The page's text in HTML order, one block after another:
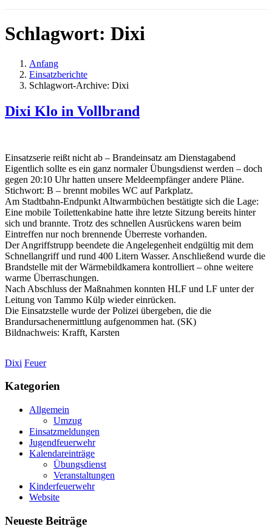
Schlagwort: Dixi
Anfang
Einsatzberichte
Schlagwort-Archive: Dixi
Dixi Klo in Vollbrand
Einsatzserie reißt nicht ab – Brandeinsatz am Dienstagabend
Eigentlich sollte es ein ganz normaler Übungsdienst werden – doch
gegen 20:10 Uhr hatten unsere Meldeempfänger andere Pläne.
Stichwort: B – brennt mobiles WC auf Parkplatz.
Am Stadtbahn-Endpunkt Altwarmbüchen bestätigte sich die Lage:
Eine mobile Toilettenkabine hatte ihre letzte Sitzung bereits hinter
sich und brannte. Trotz des schnellen Ausrückens waren beim
Eintreffen nur noch brennende Überreste vorhanden.
Der Angriffstrupp beendete die Angelegenheit endgültig mit dem
Schnellangriff und rund 400 Litern Wasser. Anschließend wurde die
Brandstelle mit der Wärmebildkamera kontrolliert – ohne weitere
warme Überraschungen.
Nach Abschluss der Maßnahmen konnten HLF und LF unter der
Leitung von Tammo Külp wieder einrücken.
Die Einsatzstelle wurde der Polizei übergeben, die die
Brandursachenermittlung aufgenommen hat. (SK)
Bildnachweis: Krafft, Karsten
Dixi Feuer
Kategorien
Allgemein
Umzug
Einsatzmeldungen
Jugendfeuerwehr
Kalendareinträge
Übungsdienst
Veranstaltungen
Kinderfeuerwehr
Website
Neueste Beiträge